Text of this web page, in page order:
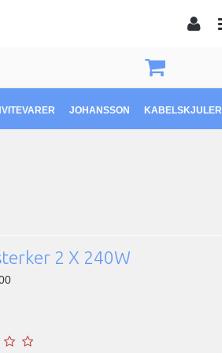
JOHANSSON KABELSKJULER
2 X 240W